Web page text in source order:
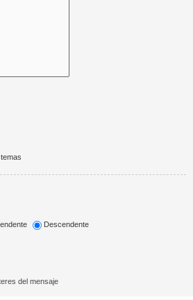
Descendente
del mensaje